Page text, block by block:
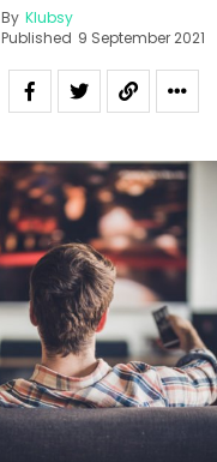
By Klubsy
Published 9 September 2021